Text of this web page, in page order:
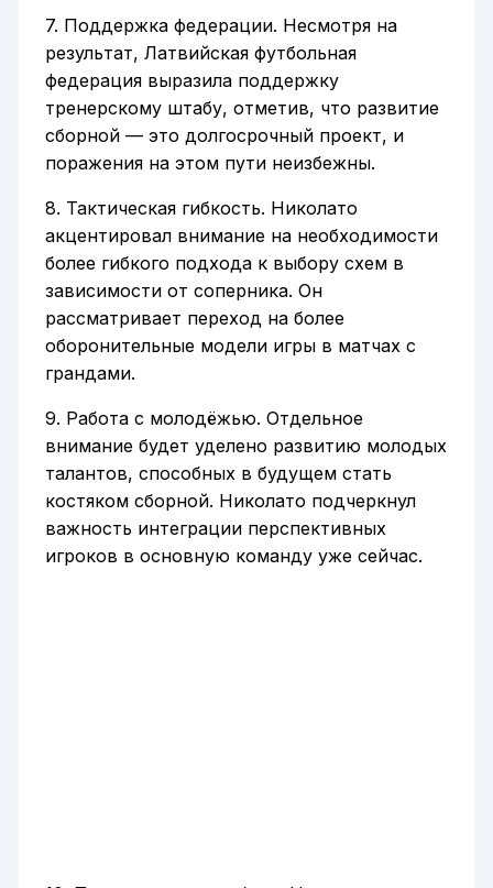
7. Поддержка федерации. Несмотря на
результат, Латвийская футбольная
федерация выразила поддержку
тренерскому штабу, отметив, что развитие
сборной — это долгосрочный проект, и
поражения на этом пути неизбежны.
8. Тактическая гибкость. Николато
акцентировал внимание на необходимости
более гибкого подхода к выбору схем в
зависимости от соперника. Он
рассматривает переход на более
оборонительные модели игры в матчах с
грандами.
9. Работа с молодёжью. Отдельное
внимание будет уделено развитию молодых
талантов, способных в будущем стать
костяком сборной. Николато подчеркнул
важность интеграции перспективных
игроков в основную команду уже сейчас.